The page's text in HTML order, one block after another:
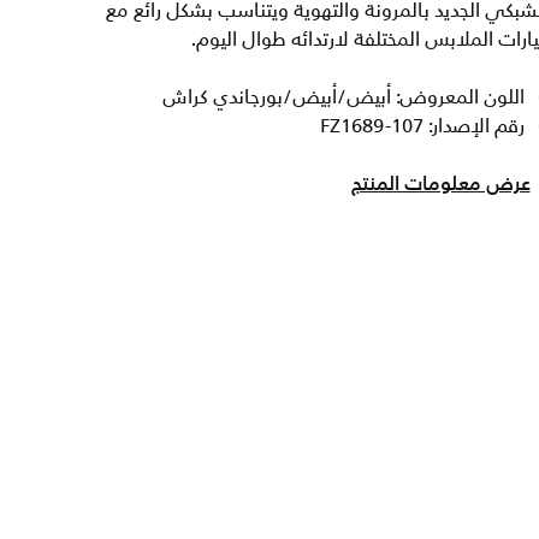
الجديد بالمرونة والتهوية ويتناسب بشكل رائع مع
الملابس المختلفة لارتدائه طوال اليوم.
اللون المعروض: أبيض/أبيض/بورجاندي كراش
رقم الإصدار: FZ1689-107
عرض معلومات المنتج